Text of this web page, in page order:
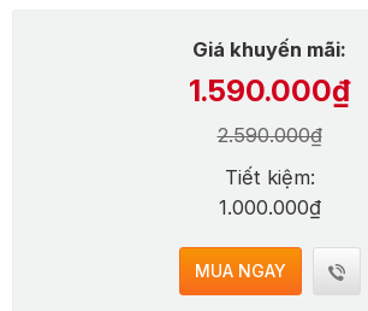
Giá khuyến mãi:
1.590.000₫
2.590.000₫
Tiết kiệm:
1.000.000₫
MUA NGAY